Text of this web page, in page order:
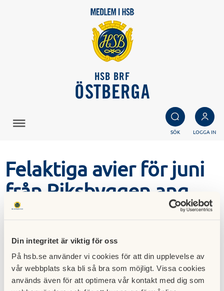
Din integritet är viktig för oss
På hsb.se använder vi cookies för att din upplevelse av
vår webbplats ska bli så bra som möjligt. Vissa cookies
används även för att optimera vår kontakt med dig som
HSB BRF
ÖSTBERGA
SÖK LOGGA IN
Felaktiga avier för juni
från Riksbyggen ang.
parkering
Det har felaktigt gått ut avier från RB för p-platser i juni.
Riksbyggen är kontaktade och skall åtgärda detta.